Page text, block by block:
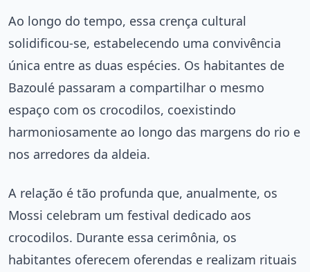
Ao longo do tempo, essa crença cultural
solidificou-se, estabelecendo uma convivência
única entre as duas espécies. Os habitantes de
Bazoulé passaram a compartilhar o mesmo
espaço com os crocodilos, coexistindo
harmoniosamente ao longo das margens do rio e
nos arredores da aldeia.
A relação é tão profunda que, anualmente, os
Mossi celebram um festival dedicado aos
crocodilos. Durante essa cerimônia, os
habitantes oferecem oferendas e realizam rituais